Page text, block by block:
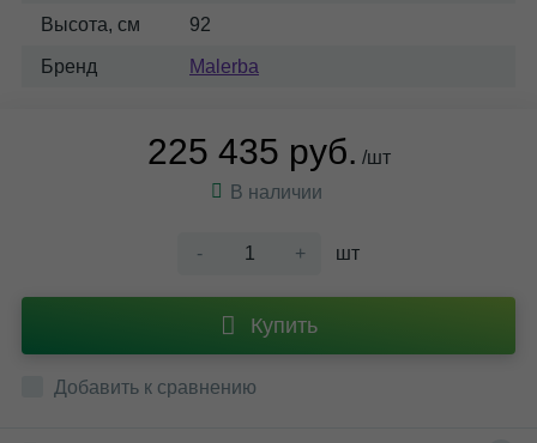
Высота, см 92
Бренд Malerba
225 435 руб. /шт
В наличии
- + шт
Купить
Добавить к сравнению